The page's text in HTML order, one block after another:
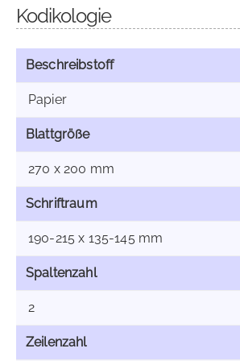
Kodikologie
Beschreibstoff
Papier
Blattgröße
270 x 200 mm
Schriftraum
190-215 x 135-145 mm
Spaltenzahl
2
Zeilenzahl